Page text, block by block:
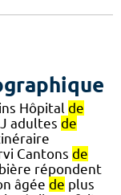
Hôpital de
adultes de
Cantons de
répondent
âgée de plus